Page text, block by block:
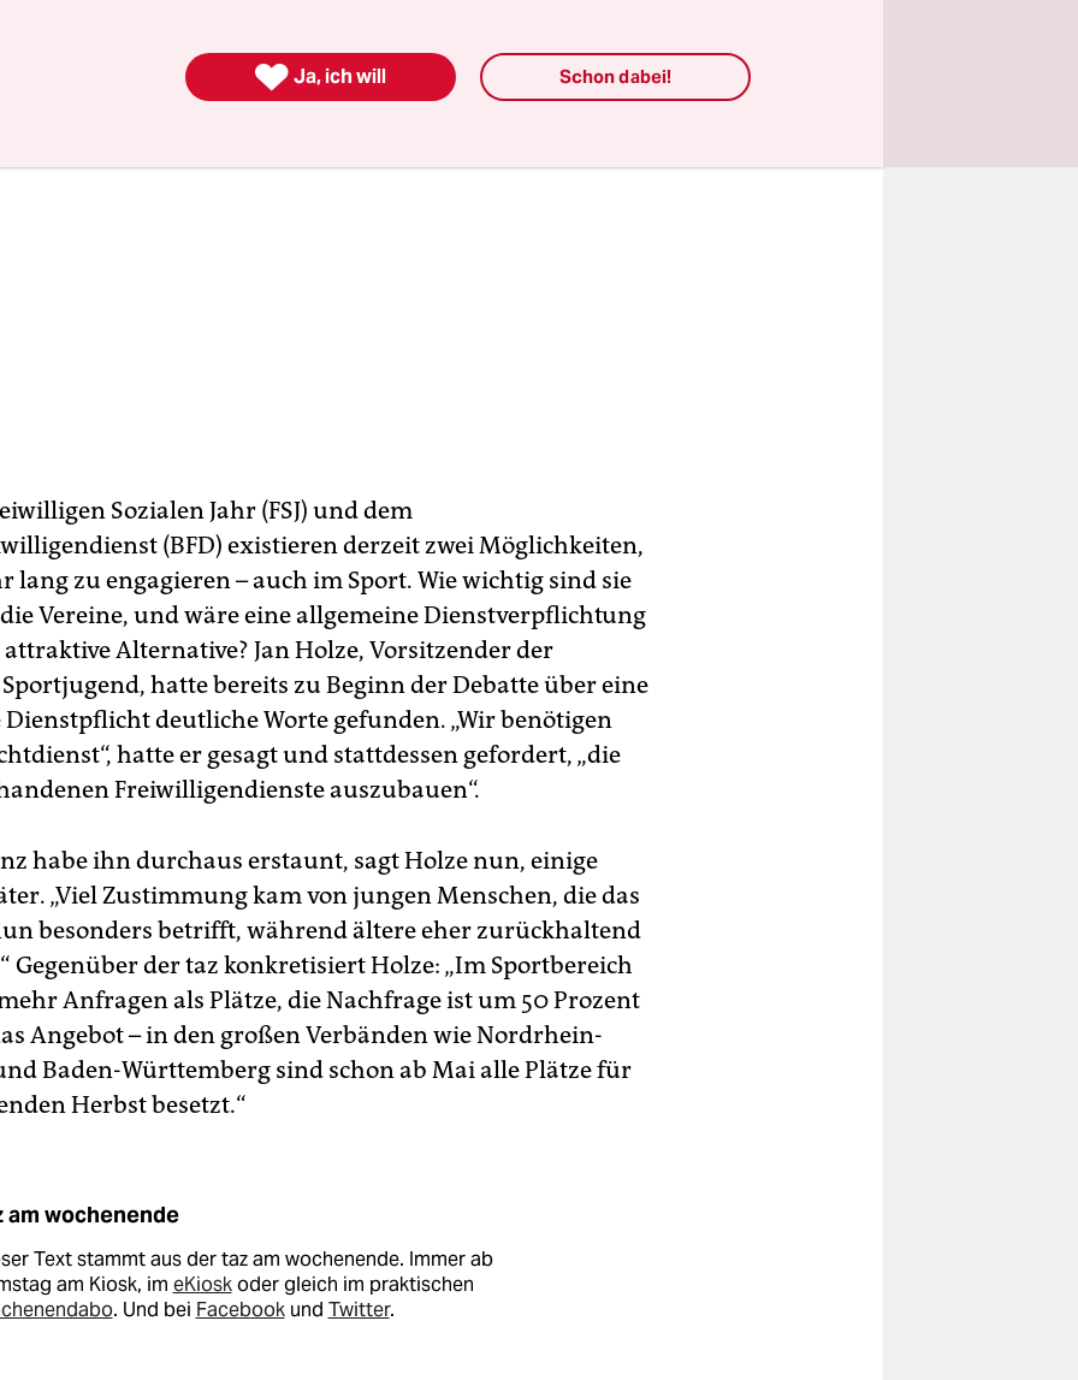
Sozialen Jahr (FSJ) und dem
(BFD) existieren derzeit zwei Möglichkeiten,
lang zu engagieren – auch im Sport. Wie wichtig sind sie
Vereine, und wäre eine allgemeine Dienstverpflichtung
Alternative? Jan Holze, Vorsitzender der
hatte bereits zu Beginn der Debatte über eine
deutliche Worte gefunden. „Wir benötigen
hatte er gesagt und stattdessen gefordert, „die
Freiwilligendienste auszubauen“.
habe ihn durchaus erstaunt, sagt Holze nun, einige
„Viel Zustimmung kam von jungen Menschen, die das
besonders betrifft, während ältere eher zurückhaltend
Gegenüber der taz konkretisiert Holze: „Im Sportbereich
Anfragen als Plätze, die Nachfrage ist um 50 Prozent
Angebot – in den großen Verbänden wie Nordrhein-
Baden-Württemberg sind schon ab Mai alle Plätze für
Herbst besetzt.“
am wochenende
Text stammt aus der taz am wochenende. Immer ab
am Kiosk, im eKioskoder gleich im praktischen
. Und bei Facebookund Twitter.
 Ja, ich will Schon dabei!